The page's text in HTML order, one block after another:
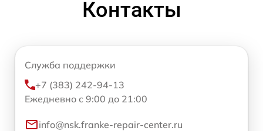
Контакты
Служба поддержки
+7 (383) 242-94-13
Ежедневно с 9:00 до 21:00
info@nsk.franke-repair-center.ru